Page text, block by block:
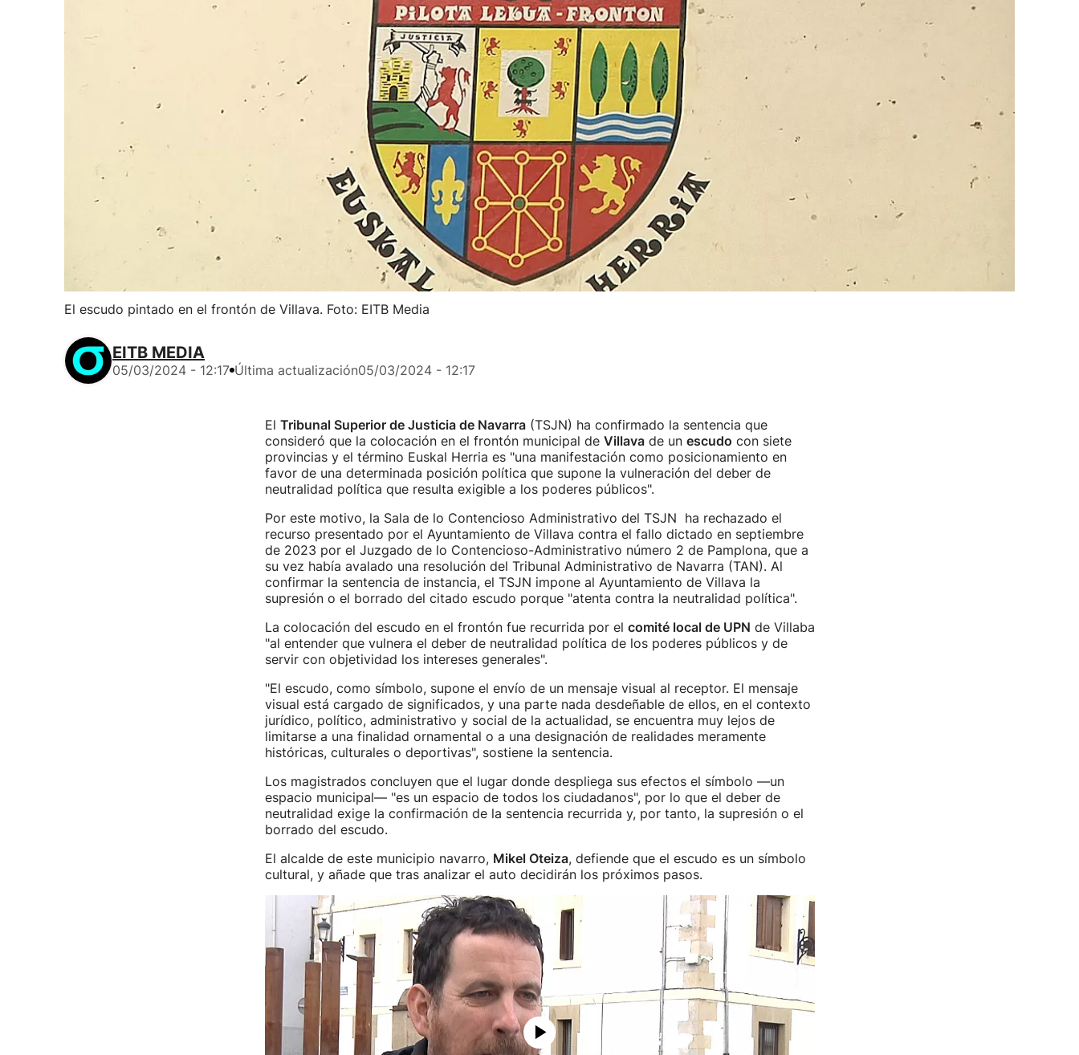
El escudo pintado en el frontón de Villava. Foto: EITB Media
EITB MEDIA
05/03/2024 - 12:17 Última actualización05/03/2024 - 12:17
El Tribunal Superior de Justicia de Navarra(TSJN) ha confirmado la sentencia que
consideró que la colocación en el frontón municipal de Villavade un escudo con siete
provincias y el término Euskal Herria es "una manifestación como posicionamiento en
favor de una determinada posición política que supone la vulneración del deber de
neutralidad política que resulta exigible a los poderes públicos".
Por este motivo, la Sala de lo Contencioso Administrativo del TSJN ha rechazado el
recurso presentado por el Ayuntamiento de Villava contra el fallo dictado en septiembre
de 2023 por el Juzgado de lo Contencioso-Administrativo número 2 de Pamplona, que a
su vez había avalado una resolución del Tribunal Administrativo de Navarra (TAN). Al
confirmar la sentencia de instancia, el TSJN impone al Ayuntamiento de Villava la
supresión o el borrado del citado escudo porque "atenta contra la neutralidad política".
La colocación del escudo en el frontón fue recurrida por el comité local de UPN de Villaba
"al entender que vulnera el deber de neutralidad política de los poderes públicos y de
servir con objetividad los intereses generales".
"El escudo, como símbolo, supone el envío de un mensaje visual al receptor. El mensaje
visual está cargado de significados, y una parte nada desdeñable de ellos, en el contexto
jurídico, político, administrativo y social de la actualidad, se encuentra muy lejos de
limitarse a una finalidad ornamental o a una designación de realidades meramente
históricas, culturales o deportivas", sostiene la sentencia.
Los magistrados concluyen que el lugar donde despliega sus efectos el símbolo —un
espacio municipal— "es un espacio de todos los ciudadanos", por lo que el deber de
neutralidad exige la confirmación de la sentencia recurrida y, por tanto, la supresión o el
borrado del escudo.
El alcalde de este municipio navarro, Mikel Oteiza, defiende que el escudo es un símbolo
cultural, y añade que tras analizar el auto decidirán los próximos pasos.